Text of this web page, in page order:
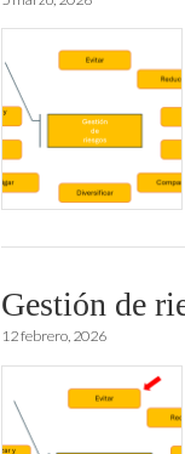
Gestión de
12 febrero, 2026